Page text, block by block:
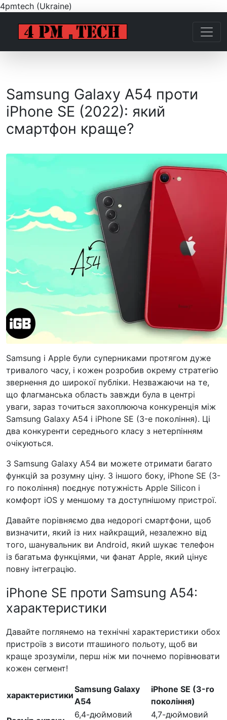
4pmtech (Ukraine)
Samsung Galaxy A54 проти
iPhone SE (2022): який
смартфон краще?
Samsung і Apple були суперниками протягом дуже
тривалого часу, і кожен розробив окрему стратегію
звернення до широкої публіки. Незважаючи на те,
що флагманська область завжди була в центрі
уваги, зараз точиться захоплююча конкуренція між
Samsung Galaxy A54 і iPhone SE (3-е покоління). Ці
два конкуренти середнього класу з нетерпінням
очікуються.
З Samsung Galaxy A54 ви можете отримати багато
функцій за розумну ціну. З іншого боку, iPhone SE (3-
го покоління) поєднує потужність Apple Silicon і
комфорт iOS у меншому та доступнішому пристрої.
Давайте порівняємо два недорогі смартфони, щоб
визначити, який із них найкращий, незалежно від
того, шанувальник ви Android, який шукає телефон
із багатьма функціями, чи фанат Apple, який цінує
повну інтеграцію.
iPhone SE проти Samsung A54:
характеристики
Давайте поглянемо на технічні характеристики обох
пристроїв з висоти пташиного польоту, щоб ви
краще зрозуміли, перш ніж ми почнемо порівнювати
кожен сегмент!
характеристики
Samsung Galaxy
A54
iPhone SE (3-го
покоління)
6,4-дюймовий
4,7-дюймовий